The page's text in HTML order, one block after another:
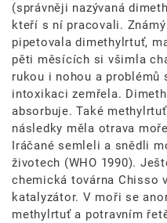
(správněji nazývaná
kteří s ní pracovali.
pipetovala dimethylrtuť,
pěti měsících si všimla
rukou i nohou a problémů
intoxikaci zemřela.
absorbuje. Také
následky měla otrava
Iráčané semleli a snědli
životech (WHO 1990).
chemická továrna Chisso
katalyzátor. V moři se
methylrtuť a potravním